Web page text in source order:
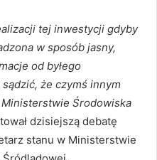
tej inwestycji gdyby
w sposób jasny,
od byłego
że czymś innym
Środowiska
dzisiejszą debatę
stanu w Ministerstwie